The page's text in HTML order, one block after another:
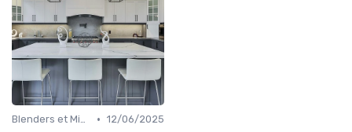
Blenders et Mixeurs • 12/06/2025